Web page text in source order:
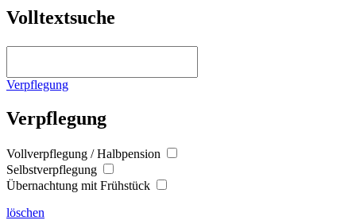
Volltextsuche
Verpflegung
Verpflegung
Vollverpflegung / Halbpension
Selbstverpflegung
Übernachtung mit Frühstück
löschen